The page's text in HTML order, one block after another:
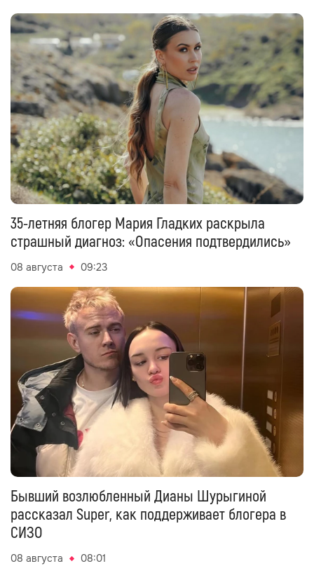
35-летняя блогер Мария Гладких раскрыла
страшный диагноз: «Опасения подтвердились»
08 августа 09:23
Бывший возлюбленный Дианы Шурыгиной
рассказал Super, как поддерживает блогера в
СИЗО
08 августа 08:01